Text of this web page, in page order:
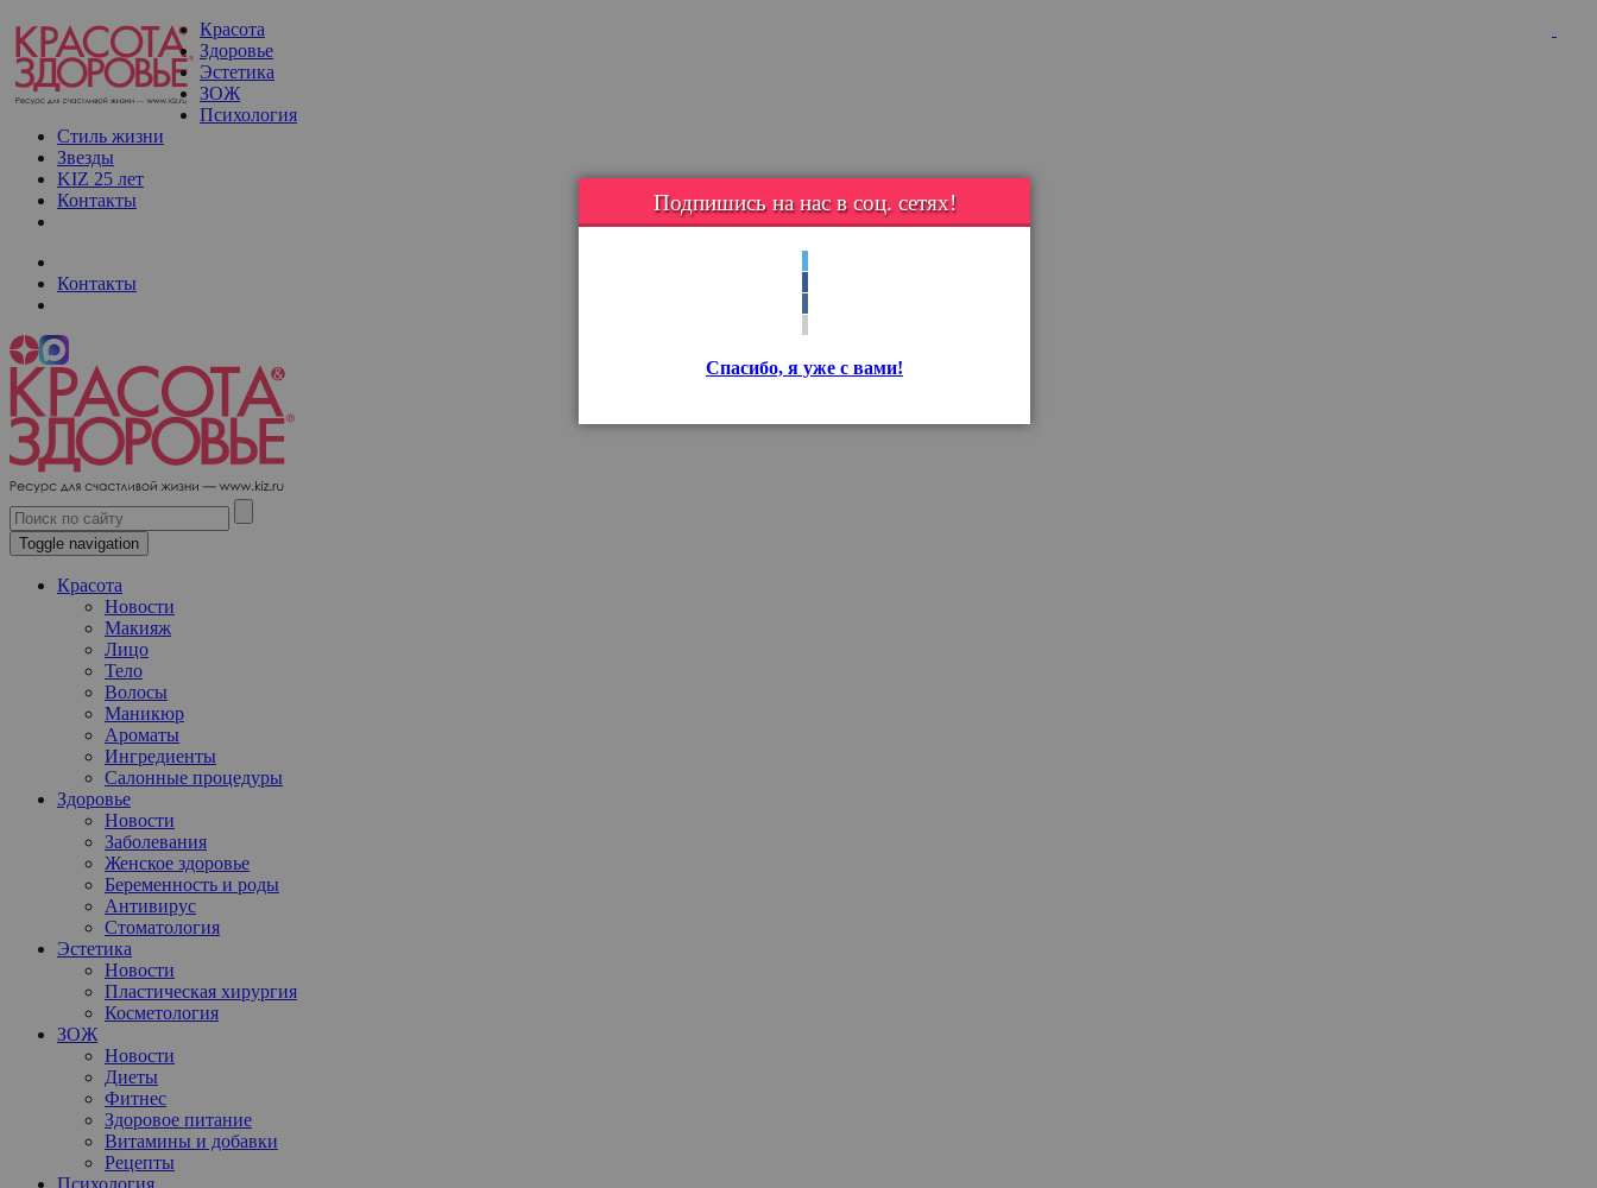
Красота
Здоровье
Эстетика
ЗОЖ
Психология
Стиль жизни
Звезды
KIZ 25 лет
Контакты
Контакты
Toggle navigation
Красота
Новости
Макияж
Лицо
Тело
Волосы
Маникюр
Ароматы
Ингредиенты
Салонные процедуры
Здоровье
Новости
Заболевания
Женское здоровье
Беременность и роды
Антивирус
Стоматология
Эстетика
Новости
Пластическая хирургия
Косметология
ЗОЖ
Новости
Диеты
Фитнес
Здоровое питание
Витамины и добавки
Рецепты
Психология
Подпишись на нас в соц. сетях!
Спасибо, я уже с вами!